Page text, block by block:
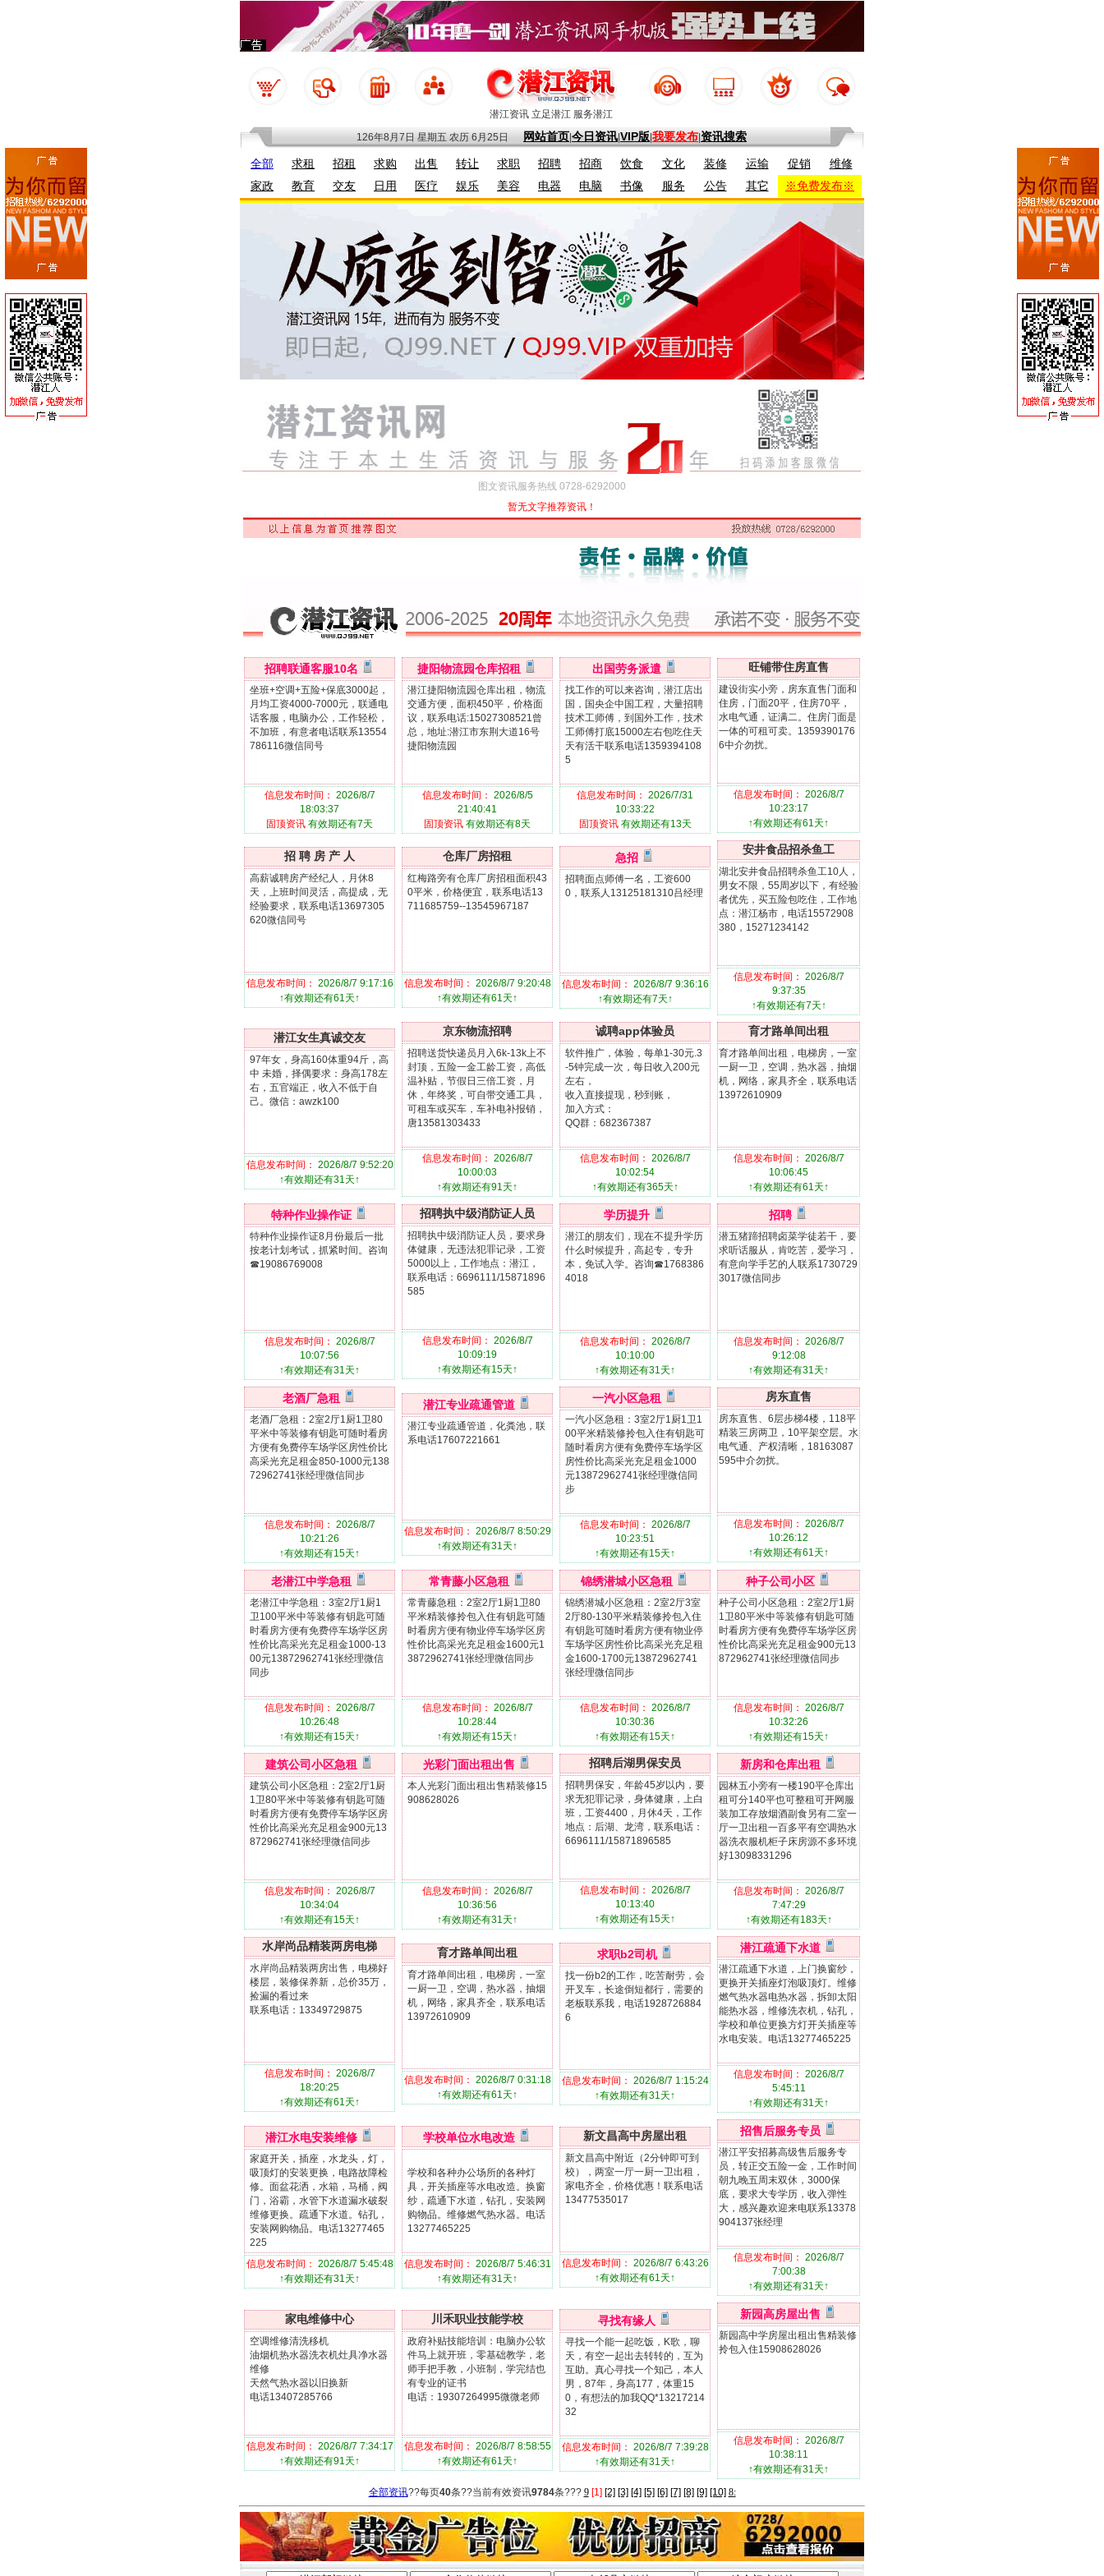
潜江资讯 立足潜江 服务潜江
126年8月7日 星期五 农历 6月25日 网站首页今日资讯VIP版 我要发布资讯搜索
全部 求租 招租 求购 出售 转让 求职 招聘 招商 饮食 文化 装修 运输 促销
维修
家政
教育 交友 日用 医疗 娱乐 美容 电器 电脑 书像 服务 公告 其它 ※免费发布※
图文资讯服务热线 0728-6292000
暂无文字推荐资讯！
招聘联通客服10名
坐班+空调+五险+保底3000起，
月均工资4000-7000元，联通电
话客服，电脑办公，工作轻松，
不加班，有意者电话联系13554
786116微信同号
信息发布时间： 2026/8/7
18:03:37
固顶资讯 有效期还有7天
捷阳物流园仓库招租
潜江捷阳物流园仓库出租，物流
交通方便，面积450平，价格面
议，联系电话:15027308521曾
总，地址:潜江市东荆大道16号
捷阳物流园
信息发布时间： 2026/8/5
21:40:41
固顶资讯 有效期还有8天
出国劳务派遣
找工作的可以来咨询，潜江店出
国，国央企中国工程，大量招聘
技术工师傅，到国外工作，技术
工师傅打底15000左右包吃住天
天有活干联系电话1359394108
5
信息发布时间： 2026/7/31
10:33:22
固顶资讯 有效期还有13天
旺铺带住房直售
建设街实小旁，房东直售门面和
住房，门面20平，住房70平，
水电气通，证满二。住房门面是
一体的可租可卖。1359390176
6中介勿扰。
信息发布时间： 2026/8/7
10:23:17
↑有效期还有61天↑
招 聘 房 产 人
高薪诚聘房产经纪人，月休8
天，上班时间灵活，高提成，无
经验要求，联系电话13697305
620微信同号
信息发布时间： 2026/8/7 9:17:16
↑有效期还有61天↑
仓库厂房招租
红梅路旁有仓库厂房招租面积43
0平米，价格便宜，联系电话13
711685759--13545967187
信息发布时间： 2026/8/7 9:20:48
↑有效期还有61天↑
急招
招聘面点师傅一名，工资600
0，联系人13125181310吕经理
信息发布时间： 2026/8/7 9:36:16
↑有效期还有7天↑
安井食品招杀鱼工
湖北安井食品招聘杀鱼工10人，
男女不限，55周岁以下，有经验
者优先，买五险包吃住，工作地
点：潜江杨市，电话15572908
380，15271234142
信息发布时间： 2026/8/7
9:37:35
↑有效期还有7天↑
潜江女生真诚交友
97年女，身高160体重94斤，高
中 未婚，择偶要求：身高178左
右，五官端正，收入不低于自
己。微信：awzk100
信息发布时间： 2026/8/7 9:52:20
↑有效期还有31天↑
京东物流招聘
招聘送货快递员月入6k-13k上不
封顶，五险一金工龄工资，高低
温补贴，节假日三倍工资，月
休，年终奖，可自带交通工具，
可租车或买车，车补电补报销，
唐13581303433
信息发布时间： 2026/8/7
10:00:03
↑有效期还有91天↑
诚聘app体验员
软件推广，体验，每单1-30元.3
-5钟完成一次，每日收入200元
左右，
收入直接提现，秒到账，
加入方式：
QQ群：682367387
信息发布时间： 2026/8/7
10:02:54
↑有效期还有365天↑
育才路单间出租
育才路单间出租，电梯房，一室
一厨一卫，空调，热水器，抽烟
机，网络，家具齐全，联系电话
13972610909
信息发布时间： 2026/8/7
10:06:45
↑有效期还有61天↑
特种作业操作证
特种作业操作证8月份最后一批
按老计划考试，抓紧时间。咨询
☎19086769008
信息发布时间： 2026/8/7
10:07:56
↑有效期还有31天↑
招聘执中级消防证人员
招聘执中级消防证人员，要求身
体健康，无违法犯罪记录，工资
5000以上，工作地点：潜江，
联系电话：6696111/15871896
585
信息发布时间： 2026/8/7
10:09:19
↑有效期还有15天↑
学历提升
潜江的朋友们，现在不提升学历
什么时候提升，高起专，专升
本，免试入学。咨询☎1768386
4018
信息发布时间： 2026/8/7
10:10:00
↑有效期还有31天↑
招聘
潜五猪蹄招聘卤菜学徒若干，要
求听话服从，肯吃苦，爱学习，
有意向学手艺的人联系1730729
3017微信同步
信息发布时间： 2026/8/7
9:12:08
↑有效期还有31天↑
老酒厂急租
老酒厂急租：2室2厅1厨1卫80
平米中等装修有钥匙可随时看房
方便有免费停车场学区房性价比
高采光充足租金850-1000元138
72962741张经理微信同步
信息发布时间： 2026/8/7
10:21:26
↑有效期还有15天↑
潜江专业疏通管道
潜江专业疏通管道，化粪池，联
系电话17607221661
信息发布时间： 2026/8/7 8:50:29
↑有效期还有31天↑
一汽小区急租
一汽小区急租：3室2厅1厨1卫1
00平米精装修拎包入住有钥匙可
随时看房方便有免费停车场学区
房性价比高采光充足租金1000
元13872962741张经理微信同
步
信息发布时间： 2026/8/7
10:23:51
↑有效期还有15天↑
房东直售
房东直售、6层步梯4楼，118平
精装三房两卫，10平架空层。水
电气通、产权清晰，18163087
595中介勿扰。
信息发布时间： 2026/8/7
10:26:12
↑有效期还有61天↑
老潜江中学急租
老潜江中学急租：3室2厅1厨1
卫100平米中等装修有钥匙可随
时看房方便有免费停车场学区房
性价比高采光充足租金1000-13
00元13872962741张经理微信
同步
信息发布时间： 2026/8/7
10:26:48
↑有效期还有15天↑
常青藤小区急租
常青藤急租：2室2厅1厨1卫80
平米精装修拎包入住有钥匙可随
时看房方便有物业停车场学区房
性价比高采光充足租金1600元1
3872962741张经理微信同步
信息发布时间： 2026/8/7
10:28:44
↑有效期还有15天↑
锦绣潜城小区急租
锦绣潜城小区急租：2室2厅3室
2厅80-130平米精装修拎包入住
有钥匙可随时看房方便有物业停
车场学区房性价比高采光充足租
金1600-1700元13872962741
张经理微信同步
信息发布时间： 2026/8/7
10:30:36
↑有效期还有15天↑
种子公司小区
种子公司小区急租：2室2厅1厨
1卫80平米中等装修有钥匙可随
时看房方便有免费停车场学区房
性价比高采光充足租金900元13
872962741张经理微信同步
信息发布时间： 2026/8/7
10:32:26
↑有效期还有15天↑
建筑公司小区急租
建筑公司小区急租：2室2厅1厨
1卫80平米中等装修有钥匙可随
时看房方便有免费停车场学区房
性价比高采光充足租金900元13
872962741张经理微信同步
信息发布时间： 2026/8/7
10:34:04
↑有效期还有15天↑
光彩门面出租出售
本人光彩门面出租出售精装修15
908628026
信息发布时间： 2026/8/7
10:36:56
↑有效期还有31天↑
招聘后湖男保安员
招聘男保安，年龄45岁以内，要
求无犯罪记录，身体健康，上白
班，工资4400，月休4天，工作
地点：后湖、龙湾，联系电话：
6696111/15871896585
信息发布时间： 2026/8/7
10:13:40
↑有效期还有15天↑
新房和仓库出租
园林五小旁有一楼190平仓库出
租可分140平也可整租可开网服
装加工存放烟酒副食另有二室一
厅一卫出租一百多平有空调热水
器洗衣服机柜子床房源不多环境
好13098331296
信息发布时间： 2026/8/7
7:47:29
↑有效期还有183天↑
水岸尚品精装两房电梯
水岸尚品精装两房出售，电梯好
楼层，装修保养新，总价35万，
捡漏的看过来
联系电话：13349729875
信息发布时间： 2026/8/7
18:20:25
↑有效期还有61天↑
育才路单间出租
育才路单间出租，电梯房，一室
一厨一卫，空调，热水器，抽烟
机，网络，家具齐全，联系电话
13972610909
信息发布时间： 2026/8/7 0:31:18
↑有效期还有61天↑
求职b2司机
找一份b2的工作，吃苦耐劳，会
开叉车，长途倒短都行，需要的
老板联系我，电话1928726884
6
信息发布时间： 2026/8/7 1:15:24
↑有效期还有31天↑
潜江疏通下水道
潜江疏通下水道，上门换窗纱，
更换开关插座灯泡吸顶灯。维修
燃气热水器电热水器，拆卸太阳
能热水器，维修洗衣机，钻孔，
学校和单位更换方灯开关插座等
水电安装。电话13277465225
信息发布时间： 2026/8/7
5:45:11
↑有效期还有31天↑
潜江水电安装维修
家庭开关，插座，水龙头，灯，
吸顶灯的安装更换，电路故障检
修。面盆花洒，水箱，马桶，阀
门，浴霸，水管下水道漏水破裂
维修更换。疏通下水道。钻孔，
安装网购物品。电话13277465
225
信息发布时间： 2026/8/7 5:45:48
↑有效期还有31天↑
学校单位水电改造
学校和各种办公场所的各种灯
具，开关插座等水电改造。换窗
纱，疏通下水道，钻孔，安装网
购物品。维修燃气热水器。电话
13277465225
信息发布时间： 2026/8/7 5:46:31
↑有效期还有31天↑
新文昌高中房屋出租
新文昌高中附近（2分钟即可到
校），两室一厅一厨一卫出租，
家电齐全，价格优惠！联系电话
13477535017
信息发布时间： 2026/8/7 6:43:26
↑有效期还有61天↑
招售后服务专员
潜江平安招募高级售后服务专
员，转正交五险一金，工作时间
朝九晚五周末双休，3000保
底，要求大专学历，收入弹性
大，感兴趣欢迎来电联系13378
904137张经理
信息发布时间： 2026/8/7
7:00:38
↑有效期还有31天↑
家电维修中心
空调维修清洗移机
油烟机热水器洗衣机灶具净水器
维修
天然气热水器以旧换新
电话13407285766
信息发布时间： 2026/8/7 7:34:17
↑有效期还有91天↑
川禾职业技能学校
政府补贴技能培训：电脑办公软
件马上就开班，零基础教学，老
师手把手教，小班制，学完结也
有专业的证书
电话：19307264995微微老师
信息发布时间： 2026/8/7 8:58:55
↑有效期还有61天↑
寻找有缘人
寻找一个能一起吃饭，K歌，聊
天，有空一起出去转转的，互为
互助。真心寻找一个知己，本人
男，87年，身高177，体重15
0，有想法的加我QQ*13217214
32
信息发布时间： 2026/8/7 7:39:28
↑有效期还有31天↑
新园高房屋出售
新园高中学房屋出租出售精装修
拎包入住15908628026
信息发布时间： 2026/8/7
10:38:11
↑有效期还有31天↑
全部资讯??每页40条??当前有效资讯9784条??? 9 [1] [2] [3] [4] [5] [6] [7] [8] [9] [10] 8: